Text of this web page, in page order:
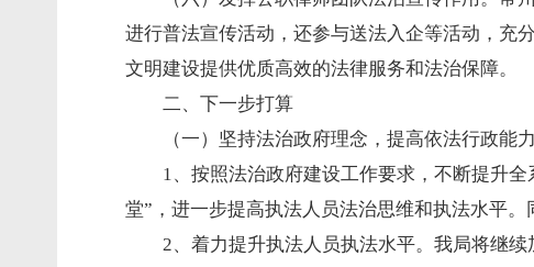
进行普法宣传活动，还参与送法入企等活动，充
文明建设提供优质高效的法律服务和法治保障。
二、下一步打算
（一）坚持法治政府理念，提高依法行政能力
1、按照法治政府建设工作要求，不断提升
堂”，进一步提高执法人员法治思维和执法水平
2、着力提升执法人员执法水平。我局将继